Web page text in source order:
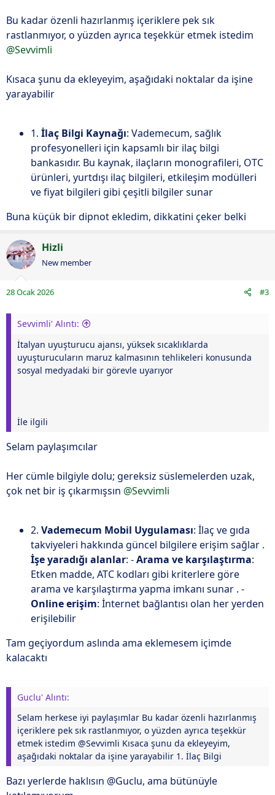
Bu kadar özenli hazırlanmış içeriklere pek sık
rastlanmıyor, o yüzden ayrıca teşekkür etmek istedim
@Sevvimli
Kısaca şunu da ekleyeyim, aşağıdaki noktalar da işine
yarayabilir
1. İlaç Bilgi Kaynağı: Vademecum, sağlık
profesyonelleri için kapsamlı bir ilaç bilgi
bankasıdır. Bu kaynak, ilaçların monografileri, OTC
ürünleri, yurtdışı ilaç bilgileri, etkileşim modülleri
ve fiyat bilgileri gibi çeşitli bilgiler sunar
Buna küçük bir dipnot ekledim, dikkatini çeker belki
Hizli
New member
28 Ocak 2026 #3
Sevvimli' Alıntı:
İtalyan uyuşturucu ajansı, yüksek sıcaklıklarda
uyuşturucuların maruz kalmasının tehlikeleri konusunda
sosyal medyadaki bir görevle uyarıyor
İle ilgili
Selam paylaşımcılar
Her cümle bilgiyle dolu; gereksiz süslemelerden uzak,
çok net bir iş çıkarmışsın @Sevvimli
2. Vademecum Mobil Uygulaması: İlaç ve gıda
takviyeleri hakkında güncel bilgilere erişim sağlar .
İşe yaradığı alanlar: -Arama ve karşılaştırma:
Etken madde, ATC kodları gibi kriterlere göre
arama ve karşılaştırma yapma imkanı sunar . -
Online erişim: İnternet bağlantısı olan her yerden
erişilebilir
Tam geçiyordum aslında ama eklemesem içimde
kalacaktı
Guclu' Alıntı:
Selam herkese iyi paylaşımlar Bu kadar özenli hazırlanmış
içeriklere pek sık rastlanmıyor, o yüzden ayrıca teşekkür
etmek istedim @Sevvimli Kısaca şunu da ekleyeyim,
aşağıdaki noktalar da işine yarayabilir 1. İlaç Bilgi
Bazı yerlerde haklısın @Guclu, ama bütünüyle